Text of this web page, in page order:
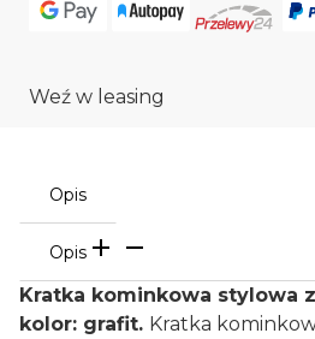
Weź w leasing
Opis
Opis
Kratka kominkowa stylowa
kolor: grafit. Kratka